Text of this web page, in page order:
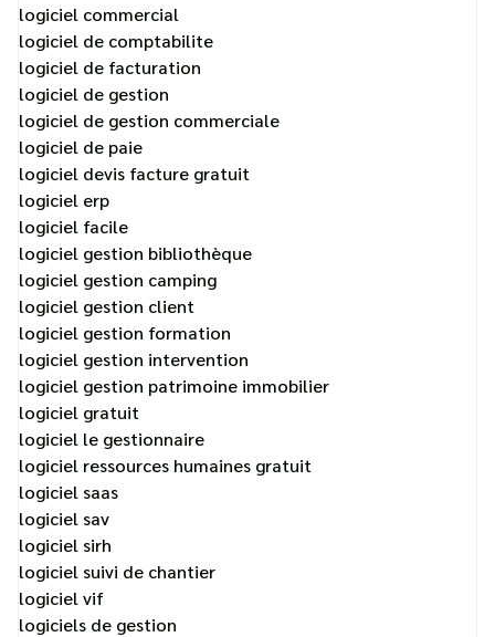
logiciel commercial
logiciel de comptabilite
logiciel de facturation
logiciel de gestion
logiciel de gestion commerciale
logiciel de paie
logiciel devis facture gratuit
logiciel erp
logiciel facile
logiciel gestion bibliothèque
logiciel gestion camping
logiciel gestion client
logiciel gestion formation
logiciel gestion intervention
logiciel gestion patrimoine immobilier
logiciel gratuit
logiciel le gestionnaire
logiciel ressources humaines gratuit
logiciel saas
logiciel sav
logiciel sirh
logiciel suivi de chantier
logiciel vif
logiciels de gestion